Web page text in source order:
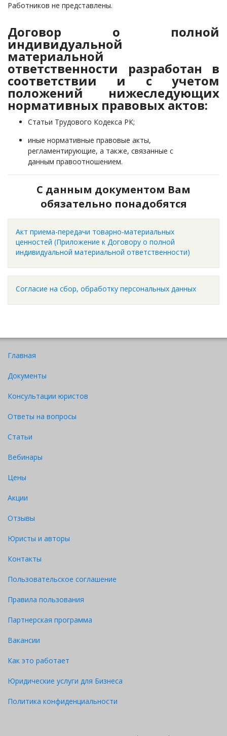
Работников не представлены.
Договор о полной
индивидуальной
материальной
ответственности разработан в
соответствии и с учетом
положений нижеследующих
нормативных правовых актов:
Статьи Трудового Кодекса РК;
​иные нормативные правовые акты,
регламентирующие, а также, связанные с
данным правоотношением.
С данным документом Вам
обязательно понадобятся
Акт приема-передачи товарно-материальных
ценностей (Приложение к Договору о полной
индивидуальной материальной ответственности)
Согласие на сбор, обработку персональных данных
Главная
Документы
Консультации юристов
Ответы на вопросы
Статьи
Вебинары
Цены
Акции
Отзывы
Юристы и авторы
Контакты
Пользовательское соглашение
Правила пользования
Партнерская программа
Вакансии
Как это работает
Юридические услуги для Бизнеса
Политика конфиденциальности